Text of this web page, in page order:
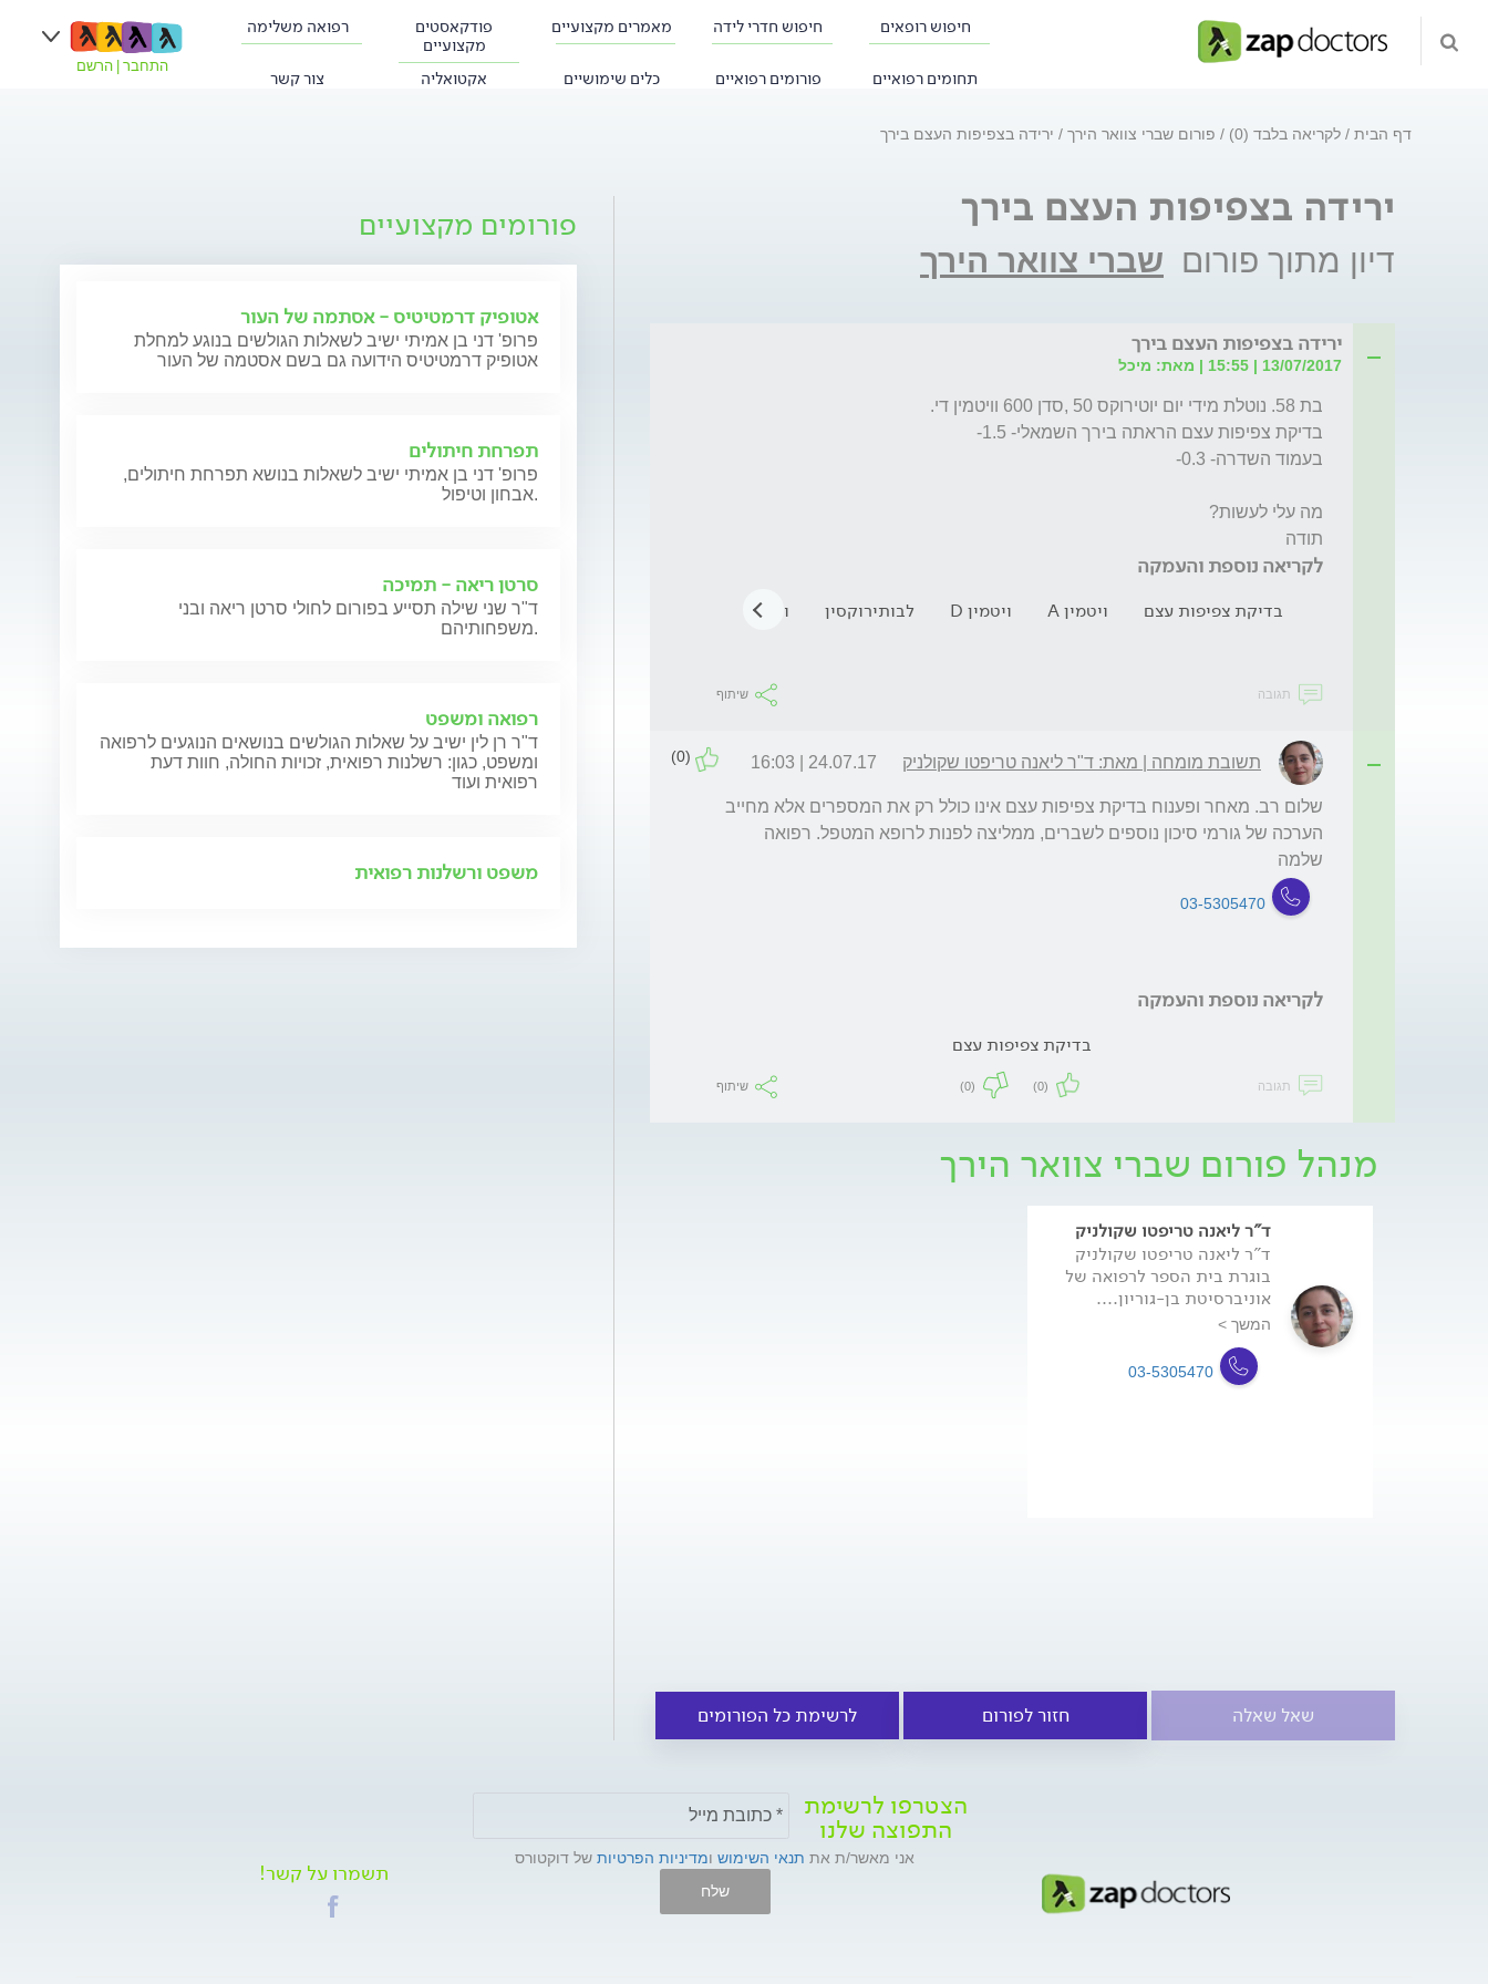
חיפוש רופאים חיפוש חדרי לידה מאמרים מקצועיים
פודקאסטים
מקצועיים
רפואה משלימה
תחומים רפואיים פורומים רפואיים כלים שימושיים אקטואליה צור קשר
התחבר הרשם
דף הבית לקריאה בלבד (0) פורום שברי צוואר הירך ירידה בצפיפות העצם בירך
ירידה בצפיפות העצם בירך
דיון מתוך פורום שברי צוואר הירך
ירידה בצפיפות העצם בירך
13/07/2017 | 15:55 | מאת: מיכל
תודה
לקריאה נוספת והעמקה
בדיקת צפיפות עצם ויטמין A ויטמין D לבותירוקסין ויטמינים
תגובה שיתוף
תשובת מומחה | מאת: ד"ר ליאנה טריפטו שקולניק 24.07.17 | 16:03
(0)
שלמה
03-5305470
לקריאה נוספת והעמקה
בדיקת צפיפות עצם
תגובה (0)
(0) שיתוף
מנהל פורום שברי צוואר הירך
ד"ר ליאנה טריפטו שקולניק
ד"ר ליאנה טריפטו שקולניק
בוגרת בית הספר לרפואה של
אוניברסיטת בן-גוריון....
המשך >
03-5305470
שאל שאלה חזור לפורום לרשימת כל הפורומים
פורומים מקצועיים
אטופיק דרמטיטיס - אסתמה של העור
פרופ' דני בן אמיתי ישיב לשאלות הגולשים בנוגע למחלת
אטופיק דרמטיטיס הידועה גם בשם אסטמה של העור
תפרחת חיתולים
פרופ' דני בן אמיתי ישיב לשאלות בנושא תפרחת חיתולים,
אבחון וטיפול.
סרטן ריאה - תמיכה
ד"ר שני שילה תסייע בפורום לחולי סרטן ריאה ובני
משפחותיהם.
רפואה ומשפט
ד"ר רן לין ישיב על שאלות הגולשים בנושאים הנוגעים לרפואה
ומשפט, כגון: רשלנות רפואית, זכויות החולה, חוות דעת
רפואית ועוד
משפט ורשלנות רפואית
הצטרפו לרשימת
התפוצה שלנו
אני מאשר/ת את תנאי השימוש ומדיניות הפרטיות של דוקטורס
שלח
תשמרו על קשר!